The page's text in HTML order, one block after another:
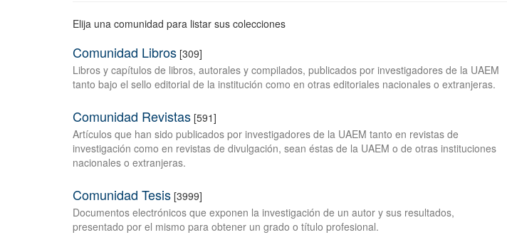
Elija una comunidad para listar sus colecciones
Comunidad Libros [309]
Libros y capítulos de libros, autorales y compilados, publicados por investigadores de la UAEM
tanto bajo el sello editorial de la institución como en otras editoriales nacionales o extranjeras.
Comunidad Revistas [591]
Artículos que han sido publicados por investigadores de la UAEM tanto en revistas de
investigación como en revistas de divulgación, sean éstas de la UAEM o de otras instituciones
nacionales o extranjeras.
Comunidad Tesis [3999]
Documentos electrónicos que exponen la investigación de un autor y sus resultados,
presentado por el mismo para obtener un grado o título profesional.